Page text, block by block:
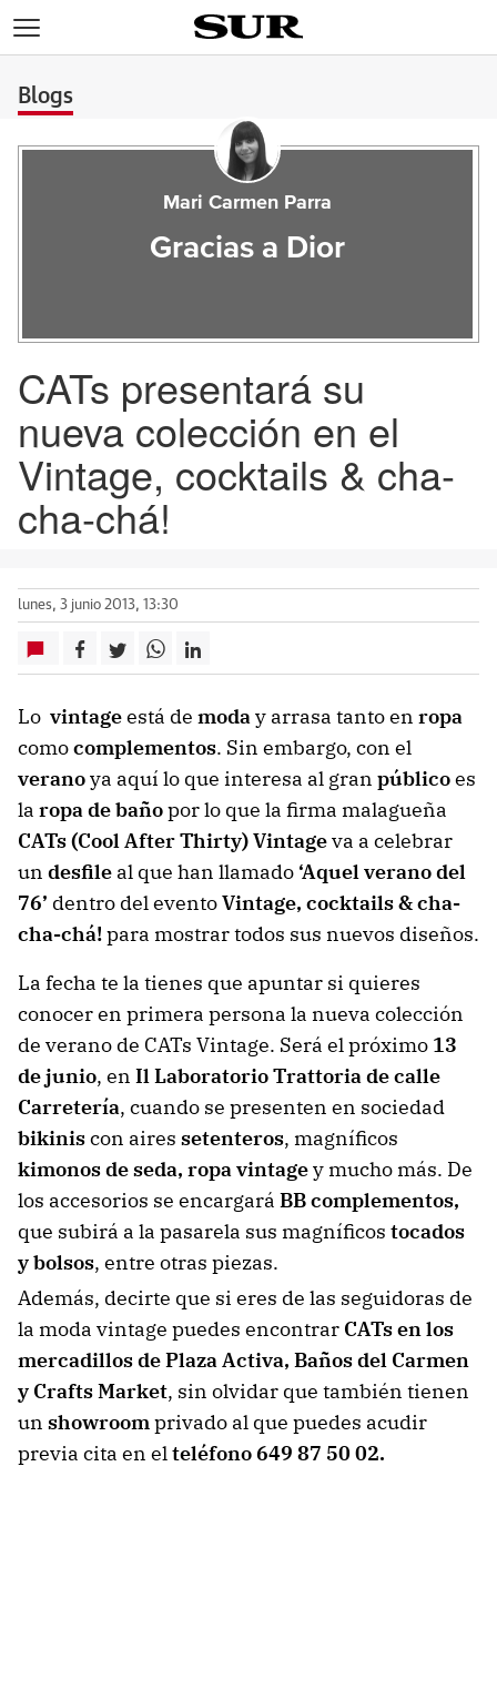
Blogs
Mari Carmen Parra
Gracias a Dior
CATs presentará su
nueva colección en el
Vintage, cocktails & cha-
cha-chá!
lunes, 3 junio 2013, 13:30
Lo vintageestá de moday arrasa tanto en ropa
comocomplementos. Sin embargo, con el
veranoya aquí lo que interesa al gran públicoes
la ropa de bañopor lo que la firma malagueña
CATs (Cool After Thirty) Vintageva a celebrar
un desfile al que han llamado ‘Aquel verano del
76’ dentro del eventoVintage, cocktails & cha-
cha-chá!para mostrar todos sus nuevos diseños.
La fecha te la tienes que apuntar si quieres
conocer en primera persona la nueva colección
de verano de CATs Vintage. Será el próximo 13
de junio, en Il Laboratorio Trattoria de calle
Carretería, cuando se presenten en sociedad
bikiniscon aires setenteros, magníficos
kimonos de seda, ropa vintagey mucho más. De
los accesorios se encargará BB complementos,
que subirá a la pasarela sus magníficos tocados
y bolsos, entre otras piezas.
Además, decirte que si eres de las seguidoras de
la moda vintage puedes encontrar CATs en los
mercadillos de Plaza Activa, Baños del Carmen
y Crafts Market, sin olvidar que también tienen
un showroomprivado al que puedes acudir
previa cita en elteléfono 649 87 50 02.